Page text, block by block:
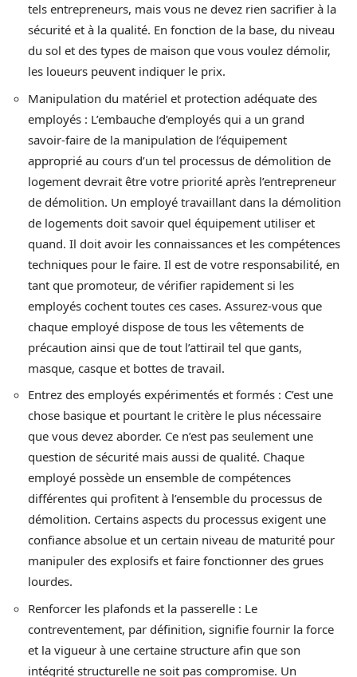
tels entrepreneurs, mais vous ne devez rien sacrifier à la
sécurité et à la qualité. En fonction de la base, du niveau
du sol et des types de maison que vous voulez démolir,
les loueurs peuvent indiquer le prix.
Manipulation du matériel et protection adéquate des
employés : L’embauche d’employés qui a un grand
savoir-faire de la manipulation de l’équipement
approprié au cours d’un tel processus de démolition de
logement devrait être votre priorité après l’entrepreneur
de démolition. Un employé travaillant dans la démolition
de logements doit savoir quel équipement utiliser et
quand. Il doit avoir les connaissances et les compétences
techniques pour le faire. Il est de votre responsabilité, en
tant que promoteur, de vérifier rapidement si les
employés cochent toutes ces cases. Assurez-vous que
chaque employé dispose de tous les vêtements de
précaution ainsi que de tout l’attirail tel que gants,
masque, casque et bottes de travail.
Entrez des employés expérimentés et formés : C’est une
chose basique et pourtant le critère le plus nécessaire
que vous devez aborder. Ce n’est pas seulement une
question de sécurité mais aussi de qualité. Chaque
employé possède un ensemble de compétences
différentes qui profitent à l’ensemble du processus de
démolition. Certains aspects du processus exigent une
confiance absolue et un certain niveau de maturité pour
manipuler des explosifs et faire fonctionner des grues
lourdes.
Renforcer les plafonds et la passerelle : Le
contreventement, par définition, signifie fournir la force
et la vigueur à une certaine structure afin que son
intégrité structurelle ne soit pas compromise. Un